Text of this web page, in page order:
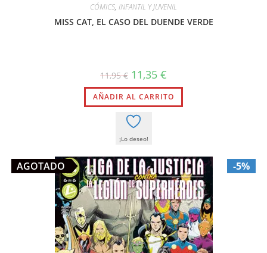
CÓMICS, INFANTIL Y JUVENIL
MISS CAT, EL CASO DEL DUENDE VERDE
11,95€ El
precio
original
era:
11,95 €.
11,35 €
actual
es:
11,35 €.
AÑADIR AL CARRITO
¡Lo deseo!
-5%
AGOTADO